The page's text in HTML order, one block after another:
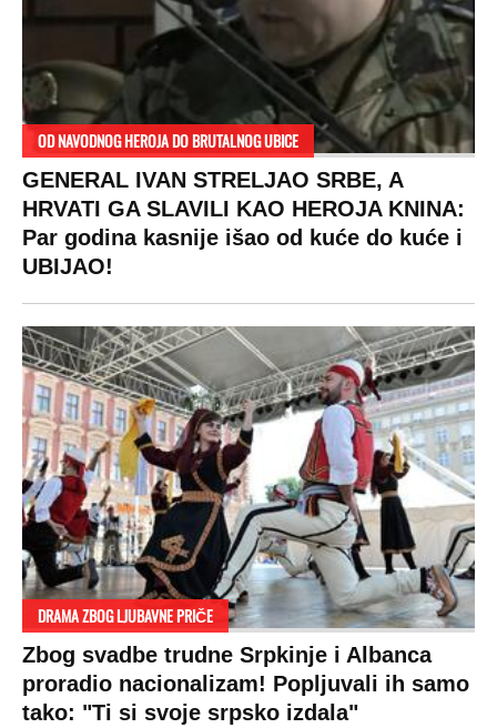
OD NAVODNOG HEROJA DO BRUTALNOG UBICE
GENERAL IVAN STRELJAO SRBE, A
HRVATI GA SLAVILI KAO HEROJA KNINA:
Par godina kasnije išao od kuće do kuće i
UBIJAO!
DRAMA ZBOG LJUBAVNE PRIČE
Zbog svadbe trudne Srpkinje i Albanca
proradio nacionalizam! Popljuvali ih samo
tako: "Ti si svoje srpsko izdala"